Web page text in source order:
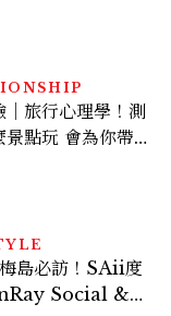
｜旅行心理學！測
點玩 會為你帶來
島必訪！SAii度
Social &